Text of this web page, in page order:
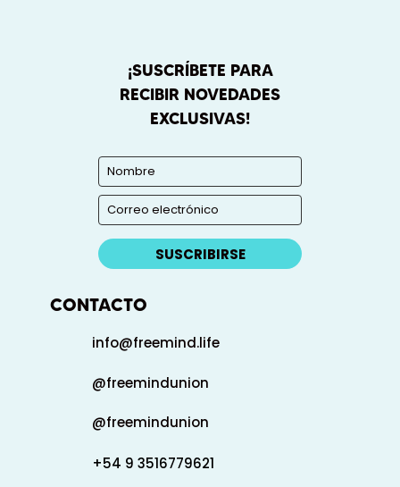
¡SUSCRÍBETE PARA
RECIBIR NOVEDADES
EXCLUSIVAS!
SUSCRIBIRSE
CONTACTO
info@freemind.life
@freemindunion
@freemindunion
+54 9 3516779621